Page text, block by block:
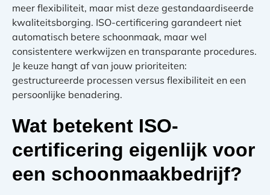
meer flexibiliteit, maar mist deze gestandaardiseerde
kwaliteitsborging. ISO-certificering garandeert niet
automatisch betere schoonmaak, maar wel
consistentere werkwijzen en transparante procedures.
Je keuze hangt af van jouw prioriteiten:
gestructureerde processen versus flexibiliteit en een
persoonlijke benadering.
Wat betekent ISO-
certificering eigenlijk voor
een schoonmaakbedrijf?